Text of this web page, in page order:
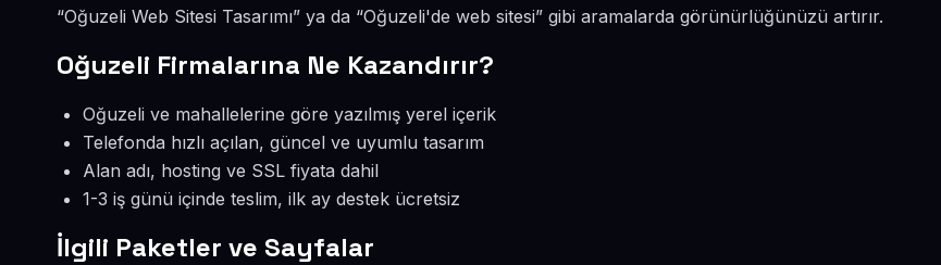
“Oğuzeli Web Sitesi Tasarımı” ya da “Oğuzeli'de web sitesi” gibi aramalarda görünürlüğünüzü artırır.
Oğuzeli Firmalarına Ne Kazandırır?
Oğuzeli ve mahallelerine göre yazılmış yerel içerik
Telefonda hızlı açılan, güncel ve uyumlu tasarım
Alan adı, hosting ve SSL fiyata dahil
1-3 iş günü içinde teslim, ilk ay destek ücretsiz
İlgili Paketler ve Sayfalar